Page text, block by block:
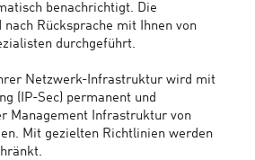
benachrichtigt. Die
Rücksprache mit Ihnen von
durchgeführt.
Netzwerk-Infrastruktur wird mit
(IP-Sec) permanent und
Management Infrastruktur von
Mit gezielten Richtlinien werden